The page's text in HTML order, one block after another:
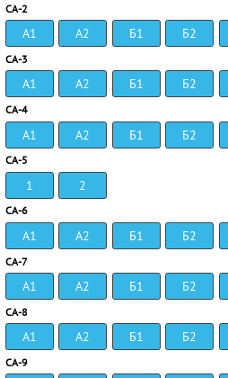
СА-2
А1 А2 Б1 Б2
СА-3
А1 А2 Б1 Б2
СА-4
А1 А2 Б1 Б2
СА-5
1 2
СА-6
А1 А2 Б1 Б2
СА-7
А1 А2 Б1 Б2
СА-8
А1 А2 Б1 Б2
СА-9